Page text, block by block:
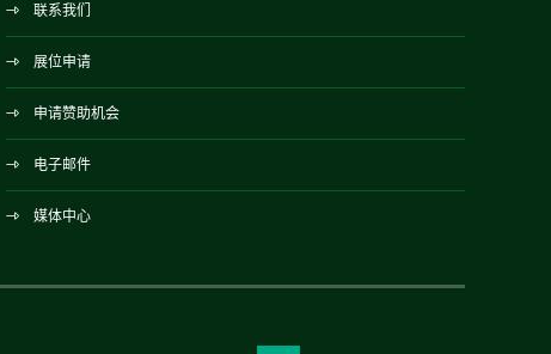
联系我们
展位申请
申请赞助机会
电子邮件
媒体中心